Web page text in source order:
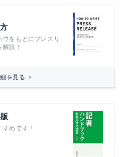
をもとにプレスリ
説！
を見る
めです！